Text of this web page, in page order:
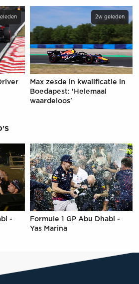
2w geleden
Max zesde in kwalificatie in
Boedapest: 'Helemaal
waardeloos'
-
Formule 1 GP Abu Dhabi -
Yas Marina